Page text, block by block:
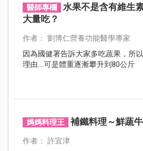
醫師專欄
水果不是含有維生
大量吃？
作者： 劉博仁營養功能醫學專家
因為國健署告訴大家多吃蔬果，所
理由....可是體重逐漸攀升到80公斤
媽媽料理王 補鐵料理～鮮蔬
作者： 許宜津